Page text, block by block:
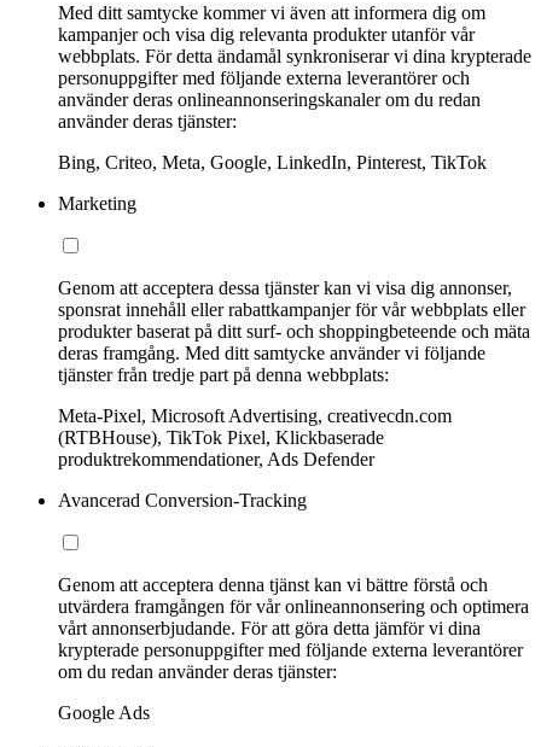
Med ditt samtycke kommer vi även att informera dig om
kampanjer och visa dig relevanta produkter utanför vår
webbplats. För detta ändamål synkroniserar vi dina krypterade
personuppgifter med följande externa leverantörer och
använder deras onlineannonseringskanaler om du redan
använder deras tjänster:
Bing, Criteo, Meta, Google, LinkedIn, Pinterest, TikTok
Marketing
Genom att acceptera dessa tjänster kan vi visa dig annonser,
sponsrat innehåll eller rabattkampanjer för vår webbplats eller
produkter baserat på ditt surf- och shoppingbeteende och mäta
deras framgång. Med ditt samtycke använder vi följande
tjänster från tredje part på denna webbplats:
Meta-Pixel, Microsoft Advertising, creativecdn.com
(RTBHouse), TikTok Pixel, Klickbaserade
produktrekommendationer, Ads Defender
Avancerad Conversion-Tracking
Genom att acceptera denna tjänst kan vi bättre förstå och
utvärdera framgången för vår onlineannonsering och optimera
vårt annonserbjudande. För att göra detta jämför vi dina
krypterade personuppgifter med följande externa leverantörer
om du redan använder deras tjänster:
Google Ads